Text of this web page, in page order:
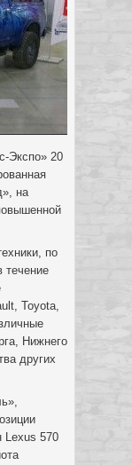
Экспо» 20
на
по
течение
Toyota,
Нижнего
других
Lexus 570